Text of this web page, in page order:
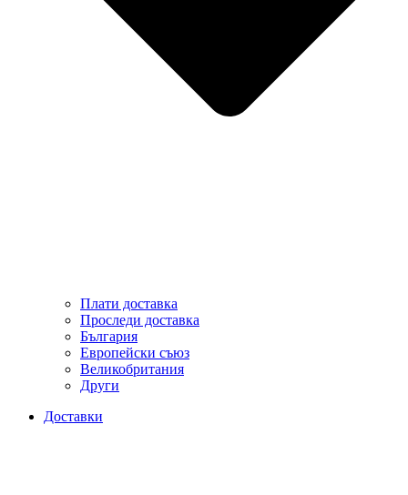
Плати доставка
Проследи доставка
България
Европейски съюз
Великобритания
Други
Доставки